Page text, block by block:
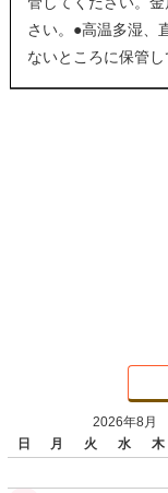
さい。●高温多湿、
ないところに保管し
2026年8月
日
月 火 水 木